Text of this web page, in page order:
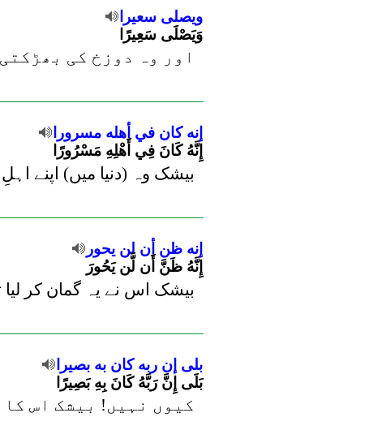
ويصلى سعيرا
وَيَصْلَى سَعِيرًا
اور وہ دوزخ کی
إنه كان في أهله مسرورا
إِنَّهُ كَانَ فِي أَهْلِهِ مَسْرُورًا
بیشک وہ (دنیا میں) اپنے
إنه ظن أن لن يحور
إِنَّهُ ظَنَّ أَن لَّن يَحُورَ
بیشک اس نے یہ گمان کر
بلى إن ربه كان به بصيرا
بَلَى إِنَّ رَبَّهُ كَانَ بِهِ بَصِيرًا
کیوں نہیں! بیشک اس کا